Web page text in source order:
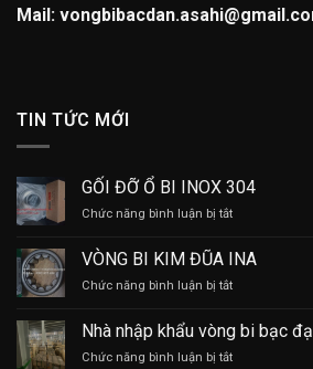
Mail:
TIN TỨC MỚI
GỐI ĐỠ Ổ BI INOX 304
Chức năng bình luận bị tắtở
ĐỠ
Ổ
BI
304
VÒNG BI KIM ĐŨA INA
Chức năng bình luận bị tắtở
BI
KIM
ĐŨA
Nhà nhập khẩu vòng bi bạc
Chức năng bình luận bị tắtở